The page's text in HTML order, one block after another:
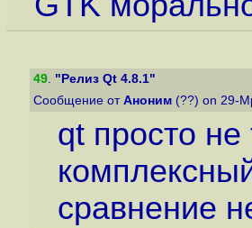
49. "Релиз Qt 4.8.1"
Сообщение от Аноним (??) on 29-
qt просто не
сравнение